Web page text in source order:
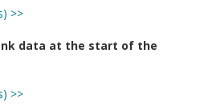
>>
data at the start of the
>>